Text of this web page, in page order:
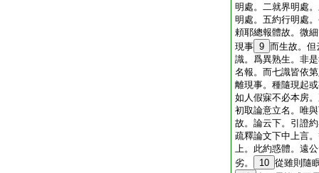
明處。二就界明處
明處。五約行明處
頼耶總報體故。微
現事 9 而生故。但
識。爲異熟生。非
名報。而七識皆依
離現事。種隨現起
如人假寐不必本房
初取論意立名。唯
故。論云下。引證
疏釋論文下中上言
上。此約惑體。遠
劣。
10 從雖則隨